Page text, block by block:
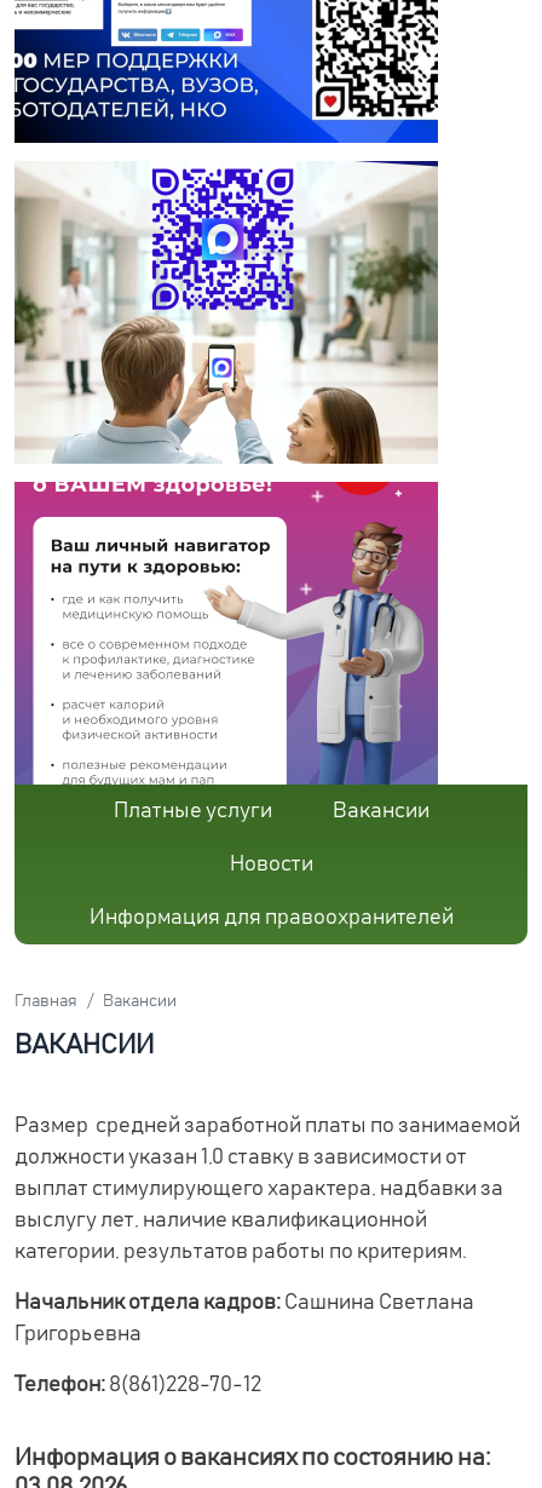
Платные услуги Вакансии
Новости
Информация для правоохранителей
Главная Вакансии
ВАКАНСИИ
Размер средней заработной платы по занимаемой
должности указан 1,0 ставку в зависимости от
выплат стимулирующего характера, надбавки за
выслугу лет, наличие квалификационной
категории, результатов работы по критериям.
Начальник отдела кадров: Сашнина Светлана
Григорьевна
Телефон: 8(861)228-70-12
Информация о вакансиях по состоянию на: